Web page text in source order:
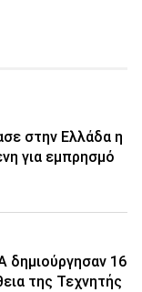
στην Ελλάδα η
για εμπρησμό
δημιούργησαν 16
της Τεχνητής